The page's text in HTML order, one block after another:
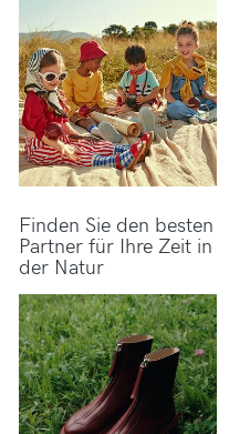
Finden Sie den besten
Partner für Ihre Zeit in
der Natur